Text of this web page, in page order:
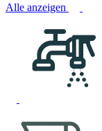
Alle anzeigen